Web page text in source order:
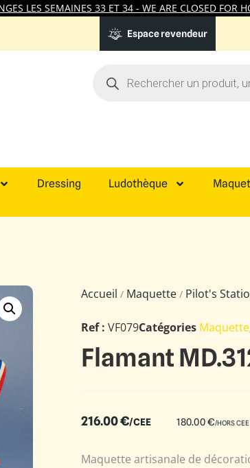
LES SEMAINES 33 ET 34 - WE ARE CLOSED FOR
Espace revendeur
Dressing Ludothèque
Accueil / Maquette / Pilot's
Ref : VF079Catégories Maquette
Flamant
216.00€/CEE 180.00€/HORS CEE
Maquette artisanale de